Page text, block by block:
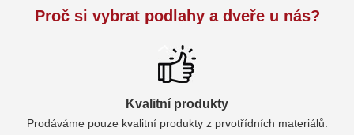
Proč si vybrat podlahy a dveře u nás?
Kvalitní produkty
Prodáváme pouze kvalitní produkty z prvotřídních materiálů.